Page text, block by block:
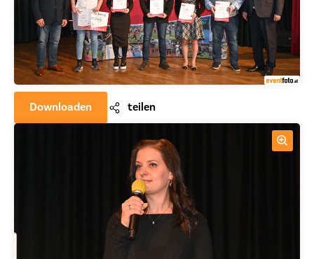
Downloaden teilen